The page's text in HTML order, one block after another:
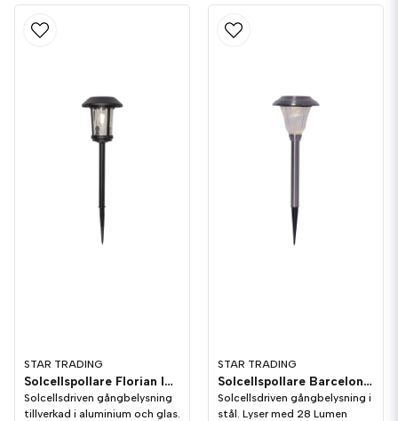
STAR TRADING
Solcellspollare Florian IP44
Solcellsdriven gångbelysning
tillverkad i aluminium och glas.
STAR TRADING
Solcellspollare Barcelona IP44
Solcellsdriven gångbelysning i
stål. Lyser med 28 Lumen